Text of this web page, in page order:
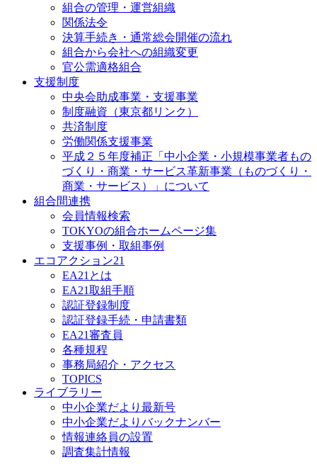
組合の管理・運営組織
関係法令
決算手続き・通常総会開催の流れ
組合から会社への組織変更
官公需適格組合
支援制度
中央会助成事業・支援事業
制度融資（東京都リンク）
共済制度
労働関係支援事業
平成２５年度補正「中小企業・小規模事業者もの
づくり・商業・サービス革新事業（ものづくり・
商業・サービス）」について
組合間連携
会員情報検索
TOKYOの組合ホームページ集
支援事例・取組事例
エコアクション21
EA21とは
EA21取組手順
認証登録制度
認証登録手続・申請書類
EA21審査員
各種規程
事務局紹介・アクセス
TOPICS
ライブラリー
中小企業だより最新号
中小企業だよりバックナンバー
情報連絡員の設置
調査集計情報